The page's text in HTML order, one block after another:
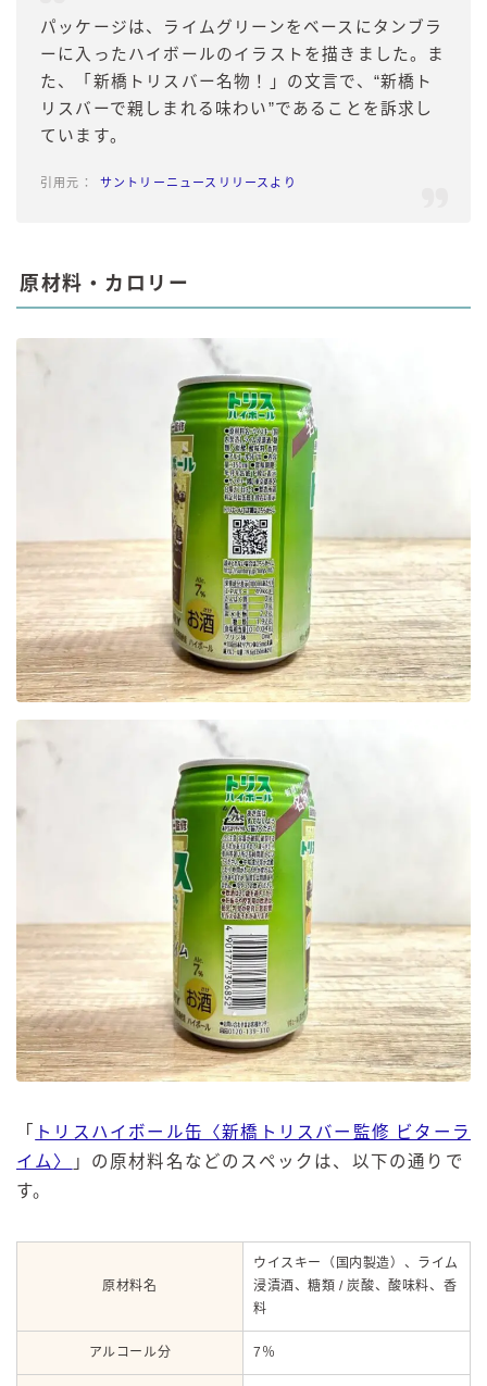
パッケージは、ライムグリーンをベースにタンブラ
ーに入ったハイボールのイラストを描きました。ま
た、「新橋トリスバー名物！」の文言で、“新橋ト
リスバーで親しまれる味わい”であることを訴求し
ています。
サントリーニュースリリースより
原材料・カロリー
「
トリスハイボール缶〈新橋トリスバー監修 ビターラ
イム〉
」の原材料名などのスペックは、以下の通りで
す。
原材料名
ウイスキー（国内製造）、ライム
浸漬酒、糖類 / 炭酸、酸味料、香
料
アルコール分 7％